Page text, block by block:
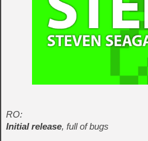
RO:
Initial release, full of bugs